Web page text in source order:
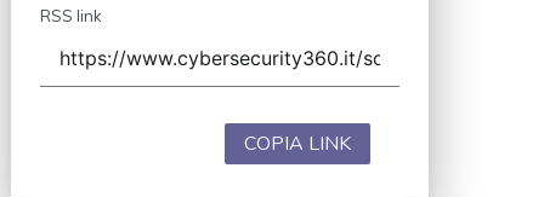
RSS link
COPIA LINK